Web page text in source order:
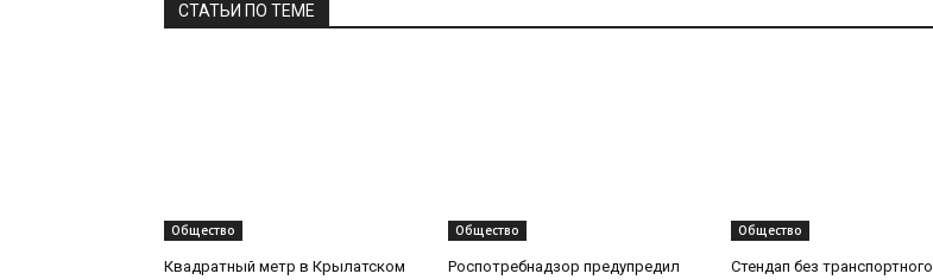
СТАТЬИ ПО ТЕМЕ
Общество
Квадратный метр в Крылатском
Общество
Роспотребнадзор предупредил
Общество
Стендап без транспортного